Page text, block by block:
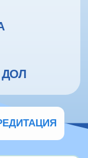
ДОЛ